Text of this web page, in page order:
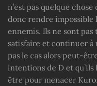
n’est pas quelque
donc rendre impossible
ennemis. Ils ne sont
satisfaire et continuer à
pas le cas alors peut-
intentions de D et qu’ils
être pour menacer